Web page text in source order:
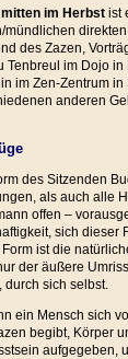
mitten im Herbst ist
mündlichen
des Zazen,
Tenbreul im Dojo
im Zen-Zentrum
anderen
des Sitzenden
als auch alle
offen –
sich dieser
Form ist die
der äußere
durch sich selbst.
ein Mensch sich
begibt, Körper
aufgegeben,